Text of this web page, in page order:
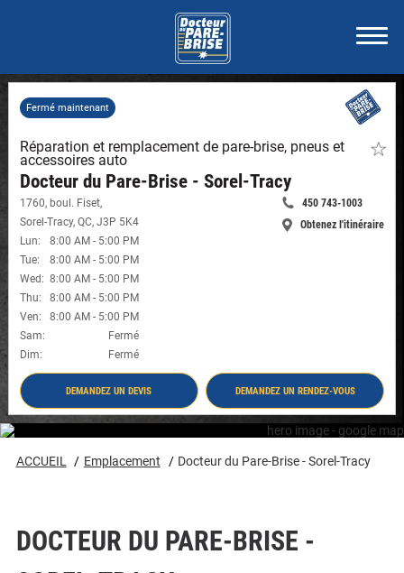
Fermé maintenant
Réparation et remplacement de pare-brise, pneus et
accessoires auto
Docteur du Pare-Brise - Sorel-Tracy
de
favori
-
1760, boul. Fiset,
Sorel-Tracy,QC,J3P 5K4
Lun: 8:00 AM - 5:00 PM
Tue: 8:00 AM - 5:00 PM
Wed : 8:00 AM - 5:00 PM
Thu: 8:00 AM - 5:00 PM
Ven: 8:00 AM - 5:00 PM
Sam:
Fermé
Dim: Fermé
Appelle
maintenant:
450 743-1003
Obtenez l'itinéraire
#8002
DEMANDEZ UN DEVIS
- DOCTEUR DU PARE-BRISE - SOREL-TRACY
#8002
DEMANDEZ UN RENDEZ-VOUS
- DOCTEUR DU PARE-BRISE - SOREL-TRACY
#8002
ACCUEIL Emplacement Docteur du Pare-Brise - Sorel-Tracy
DOCTEUR DU PARE-BRISE -